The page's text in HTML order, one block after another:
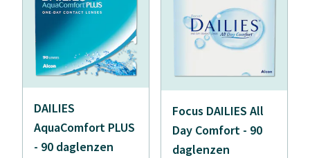
DAILIES
AquaComfort PLUS
- 90 daglenzen
Focus DAILIES All
Day Comfort - 90
daglenzen